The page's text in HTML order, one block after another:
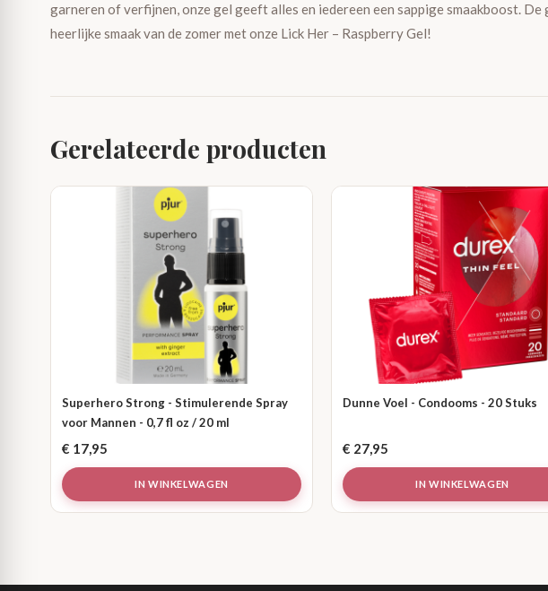
garneren of verfijnen, onze gel geeft alles en iedereen een sappige smaakboost.
heerlijke smaak van de zomer met onze Lick Her – Raspberry Gel!
Gerelateerde producten
Superhero Strong - Stimulerende Spray
voor Mannen - 0,7 fl oz / 20 ml
€ 17,95
IN WINKELWAGEN
Dunne Voel - Condooms - 20 Stuks
€ 27,95
IN WINKELWAGEN